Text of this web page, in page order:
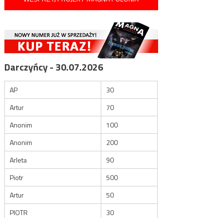
Darczyńcy - 30.07.2026
AP
30
Artur
70
Anonim
100
Anonim
200
Arleta
90
Piotr
500
Artur
50
PIOTR
30